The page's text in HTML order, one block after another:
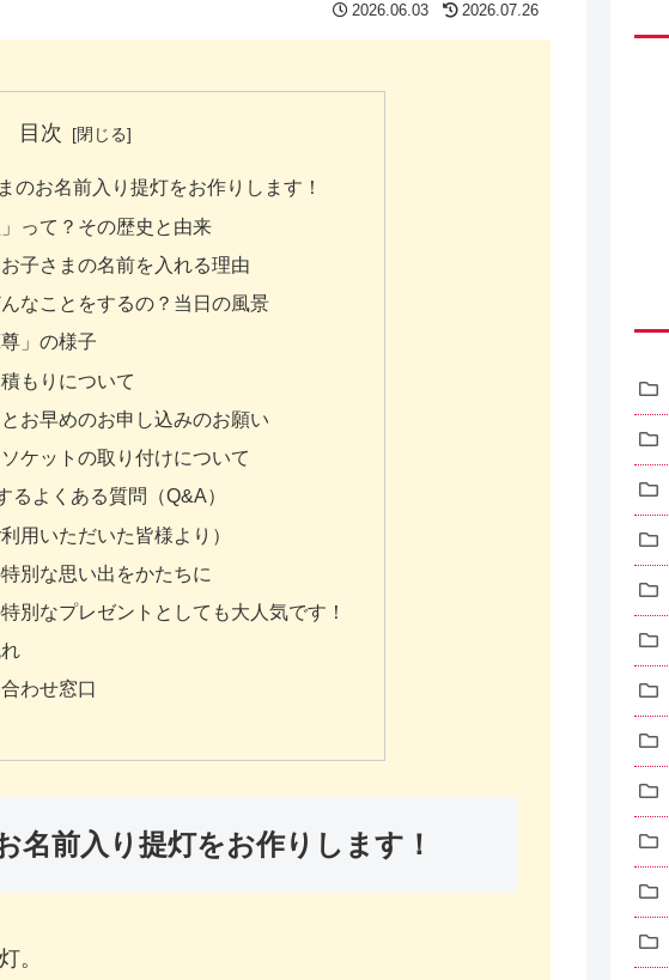
2026.06.03 2026.07.26
目次
のお名前入り提灯をお作りします！
って？その歴史と由来
子さまの名前を入れる理由
なことをするの？当日の風景
」の様子
もりについて
お早めのお申し込みのお願い
ケットの取り付けについて
るよくある質問（Q&A）
用いただいた皆様より）
別な思い出をかたちに
別なプレゼントとしても大人気です！
わせ窓口
名前入り提灯をお作りします！
。